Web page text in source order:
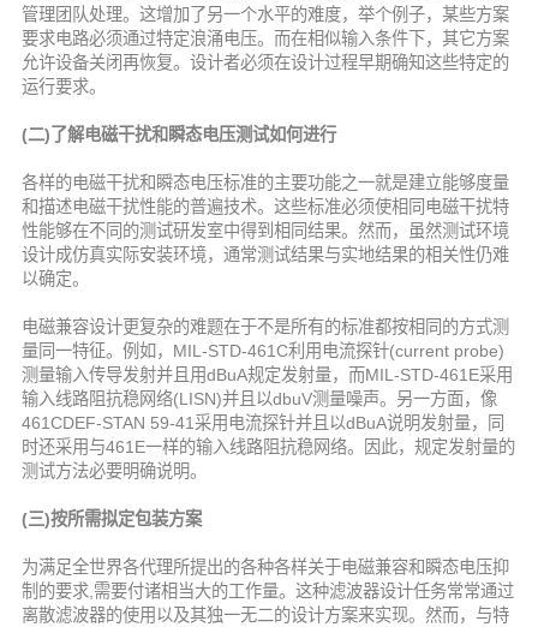
管理团队处理。这增加了另一个水平的难度，举个例子，某些方案
要求电路必须通过特定浪涌电压。而在相似输入条件下，其它方案
允许设备关闭再恢复。设计者必须在设计过程早期确知这些特定的
运行要求。
(二)了解电磁干扰和瞬态电压测试如何进行
各样的电磁干扰和瞬态电压标准的主要功能之一就是建立能够度量
和描述电磁干扰性能的普遍技术。这些标准必须使相同电磁干扰特
性能够在不同的测试研发室中得到相同结果。然而，虽然测试环境
设计成仿真实际安装环境，通常测试结果与实地结果的相关性仍难
以确定。
电磁兼容设计更复杂的难题在于不是所有的标准都按相同的方式测
量同一特征。例如，MIL-STD-461C利用电流探针(current probe)
测量输入传导发射并且用dBuA规定发射量，而MIL-STD-461E采用
输入线路阻抗稳网络(LISN)并且以dbuV测量噪声。另一方面，像
461CDEF-STAN 59-41采用电流探针并且以dBuA说明发射量，同
时还采用与461E一样的输入线路阻抗稳网络。因此，规定发射量的
测试方法必要明确说明。
(三)按所需拟定包装方案
为满足全世界各代理所提出的各种各样关于电磁兼容和瞬态电压抑
制的要求,需要付诸相当大的工作量。这种滤波器设计任务常常通过
离散滤波器的使用以及其独一无二的设计方案来实现。然而，与特